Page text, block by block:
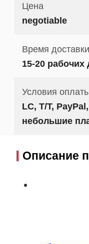
Цена
negotiable
Время доставки
15-20 рабочих
Условия
LC, T/T,
небольшие
Описание